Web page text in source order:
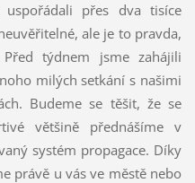
přes dva tisíce
ale je to pravda,
týdnem jsme zahájili
milých setkání s našimi
Budeme se těšit, že se
většině přednášíme v
systém propagace. Díky
právě u vás ve městě nebo